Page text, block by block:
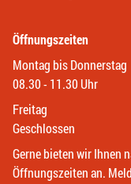
Öffnungszeiten
Montag bis Donnerstag
08.30 - 11.30 Uhr
Freitag
Geschlossen
Gerne bieten wir Ihnen
Öffnungszeiten an.